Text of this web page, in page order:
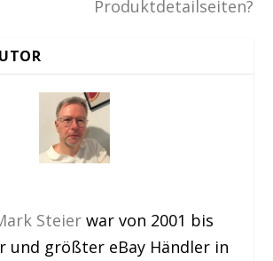
Produktdetailseiten?
Steier war von 2001 bis
und größter eBay Händler in